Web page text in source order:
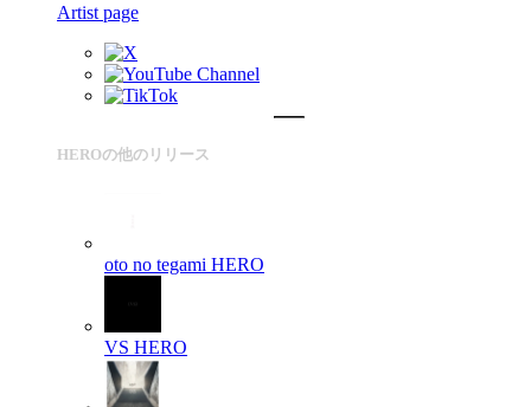
Artist page
HEROの他のリリース
oto no tegami HERO
VS HERO